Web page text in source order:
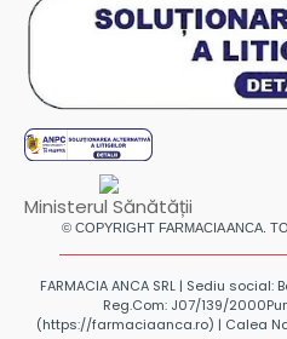
Ministerul Sănătății
© COPYRIGHT FARMACIA ANCA.
FARMACIA ANCA SRL | Sediu social:
Reg.Com: J07/139/2000
(https://farmaciaanca.ro) | Calea